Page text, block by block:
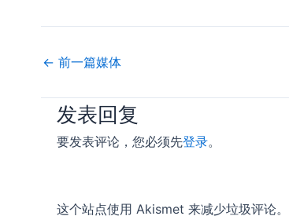
← 前一篇媒体
发表回复
要发表评论，您必须先登录。
这个站点使用 Akismet 来减少垃圾评论。